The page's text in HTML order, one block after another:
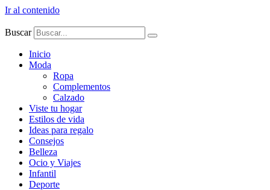
Ir al contenido
Buscar
Inicio
Moda
Ropa
Complementos
Calzado
Viste tu hogar
Estilos de vida
Ideas para regalo
Consejos
Belleza
Ocio y Viajes
Infantil
Deporte